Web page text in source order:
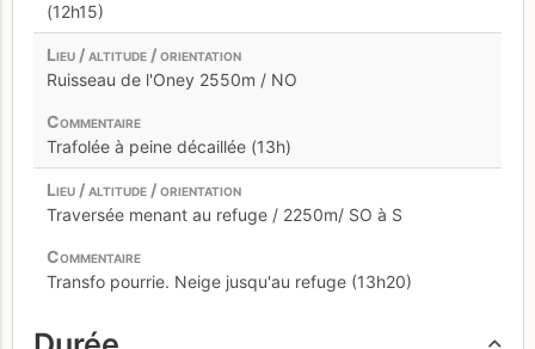
(12h15)
Ruisseau de l'Oney 2550m / NO
Trafolée à peine décaillée (13h)
Traversée menant au refuge / 2250m/ SO à S
Transfo pourrie. Neige jusqu'au refuge (13h20)